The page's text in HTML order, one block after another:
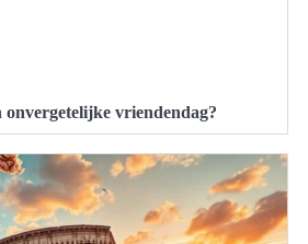
onvergetelijke vriendendag?